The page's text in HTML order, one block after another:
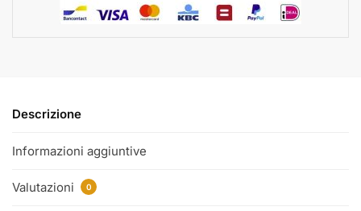
Descrizione
Informazioni aggiuntive
Valutazioni 0